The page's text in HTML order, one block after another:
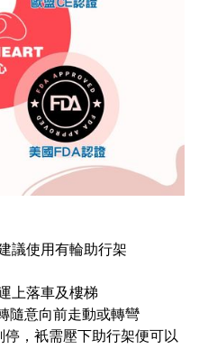
議使用有輪助行架
上落車及樓梯
隨意向前走動或轉彎
，衹需壓下助行架便可以